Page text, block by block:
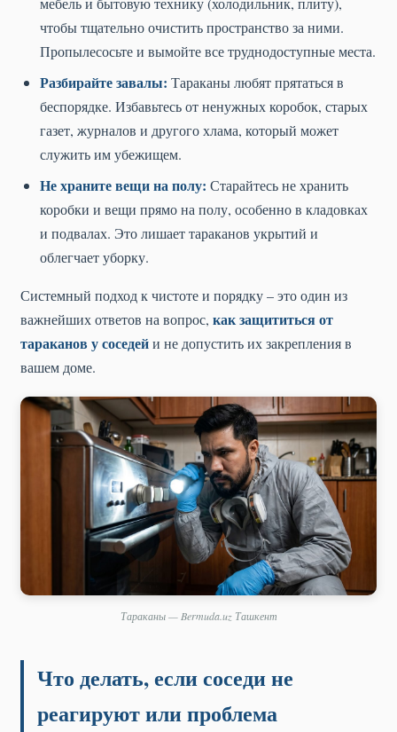
чтобы тщательно очистить пространство за ними.
Пропылесосьте и вымойте все труднодоступные места.
Разбирайте завалы: Тараканы любят прятаться в
беспорядке. Избавьтесь от ненужных коробок, старых
газет, журналов и другого хлама, который может
служить им убежищем.
Не храните вещи на полу: Старайтесь не хранить
коробки и вещи прямо на полу, особенно в кладовках
и подвалах. Это лишает тараканов укрытий и
облегчает уборку.
Системный подход к чистоте и порядку – это один из
важнейших ответов на вопрос, как защититься от
тараканов у соседейи не допустить их закрепления в
вашем доме.
Тараканы — Bermuda.uz Ташкент
Что делать, если соседи не
реагируют или проблема